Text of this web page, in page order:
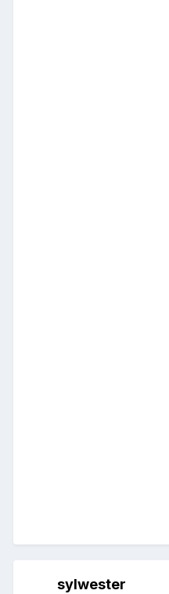
sylwester